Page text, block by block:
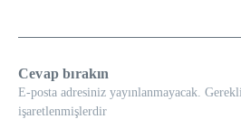
Cevap bırakın
E-posta adresiniz yayınlanmayacak.
işaretlenmişlerdir